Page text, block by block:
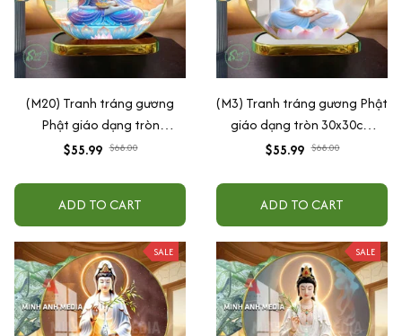
(M20) Tranh tráng gương
Phật giáo dạng tròn
30x30cm (Tặng đế để bàn)
$55.99 $68.00
ADD TO CART
(M3) Tranh tráng gương Phật
giáo dạng tròn 30x30cm
(Tặng đế để bàn)
$55.99 $68.00
ADD TO CART
SALE SALE